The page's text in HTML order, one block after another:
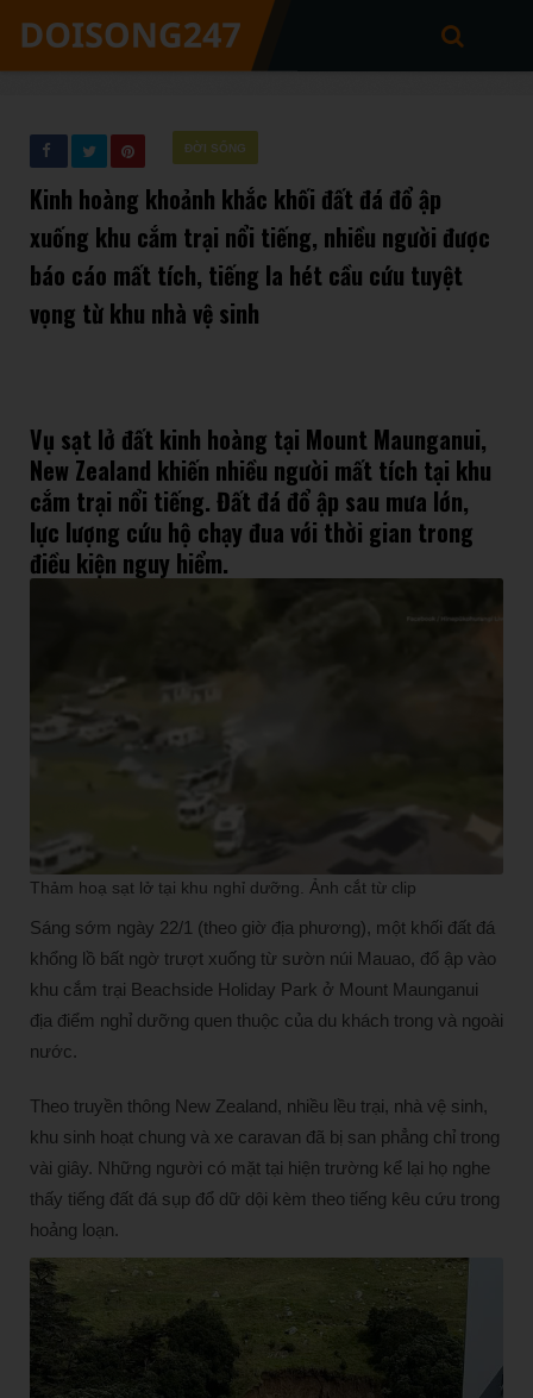
ĐỜI SỐNG
Kinh hoàng khoảnh khắc khối đất đá đổ ập
xuống khu cắm trại nổi tiếng, nhiều người được
báo cáo mất tích, tiếng la hét cầu cứu tuyệt
vọng từ khu nhà vệ sinh
Vụ sạt lở đất kinh hoàng tại Mount Maunganui,
New Zealand khiến nhiều người mất tích tại khu
cắm trại nổi tiếng. Đất đá đổ ập sau mưa lớn,
lực lượng cứu hộ chạy đua với thời gian trong
điều kiện nguy hiểm.
Thảm hoạ sạt lở tại khu nghỉ dưỡng. Ảnh cắt từ clip
Sáng sớm ngày 22/1 (theo giờ địa phương), một khối đất đá
khổng lồ bất ngờ trượt xuống từ sườn núi Mauao, đổ ập vào
khu cắm trại Beachside Holiday Park ở Mount Maunganui
địa điểm nghỉ dưỡng quen thuộc của du khách trong và ngoài
nước.
Theo truyền thông New Zealand, nhiều lều trại, nhà vệ sinh,
khu sinh hoạt chung và xe caravan đã bị san phẳng chỉ trong
vài giây. Những người có mặt tại hiện trường kể lại họ nghe
thấy tiếng đất đá sụp đổ dữ dội kèm theo tiếng kêu cứu trong
hoảng loạn.